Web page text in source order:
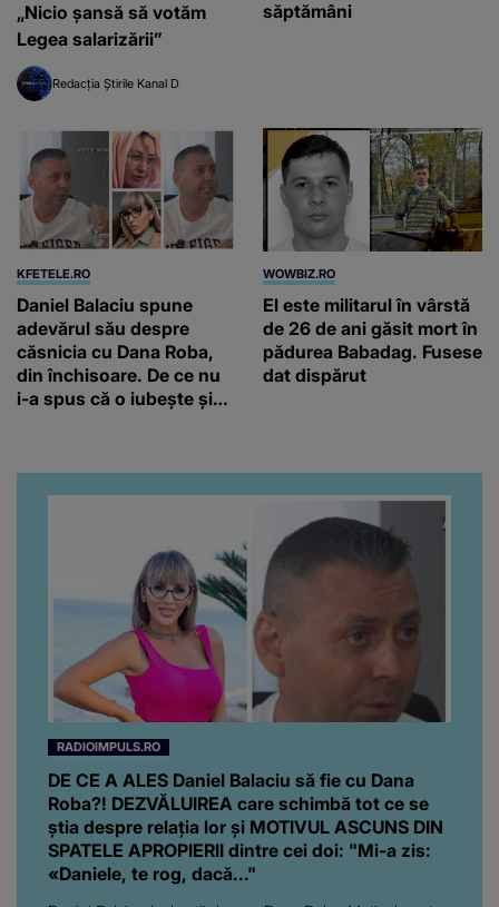
„Nicio șansă să votăm
Legea salarizării”
Redacția Știrile Kanal D
săptămâni
KFETELE.RO
Daniel Balaciu spune
adevărul său despre
căsnicia cu Dana Roba,
din închisoare. De ce nu
i-a spus că o iubește și
“Am suflet mare. Eu am
ajutat-o.”
WOWBIZ.RO
El este militarul în vârstă
de 26 de ani găsit mort în
pădurea Babadag. Fusese
dat dispărut
RADIOIMPULS.RO
DE CE A ALES Daniel Balaciu să fie cu Dana
Roba?! DEZVĂLUIREA care schimbă tot ce se
știa despre relația lor și MOTIVUL ASCUNS DIN
SPATELE APROPIERII dintre cei doi: "Mi-a zis:
«Daniele, te rog, dacă..."